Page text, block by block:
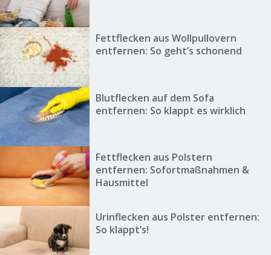
Fettflecken aus Wollpullovern
entfernen: So geht’s schonend
Blutflecken auf dem Sofa
entfernen: So klappt es wirklich
Fettflecken aus Polstern
entfernen: Sofortmaßnahmen &
Hausmittel
Urinflecken aus Polster entfernen:
So klappt’s!